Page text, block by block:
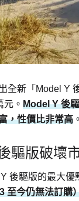
全新「Model Y
元。 Model Y 後
，性價比非常高
驅版破壞
後驅版的最大優
至今仍無法訂購